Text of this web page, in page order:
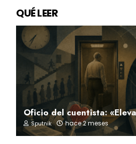
QUÉ LEER
Oficio del cuentista:
Sputnik hace 2 meses